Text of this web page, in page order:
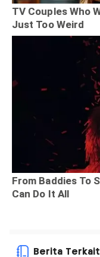
Berita Terkait